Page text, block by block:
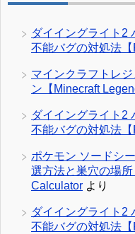
ダイイングライト2
不能バグの対処法【
マインクラフトレ
ン【Minecraft
ダイイングライト2
不能バグの対処法【
ポケモン ソードシ
選方法と巣穴の場所
Calculator より
ダイイングライト2
不能バグの対処法【